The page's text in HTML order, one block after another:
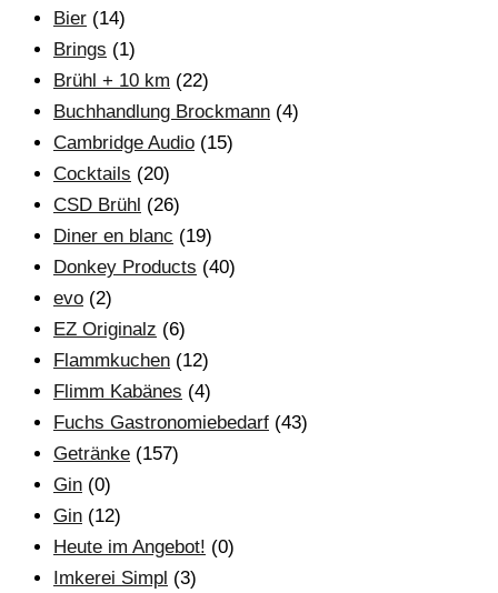
Bier (14)
Brings (1)
Brühl + 10 km (22)
Buchhandlung Brockmann (4)
Cambridge Audio (15)
Cocktails (20)
CSD Brühl (26)
Diner en blanc (19)
Donkey Products (40)
evo (2)
EZ Originalz (6)
Flammkuchen (12)
Flimm Kabänes (4)
Fuchs Gastronomiebedarf (43)
Getränke (157)
Gin (0)
Gin (12)
Heute im Angebot! (0)
Imkerei Simpl (3)